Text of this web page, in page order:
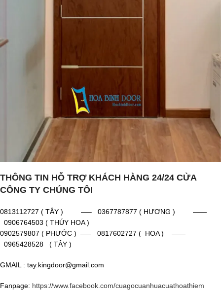
THÔNG TIN HỖ TRỢ KHÁCH HÀNG 24/24 CỬA
CÔNG TY CHÚNG TÔI
0813112727 ( TÂY ) —– 0367787877 ( HƯƠNG ) ——
0906764503 ( THÚY HOA )
0902579807 ( PHƯỚC ) —– 0817602727 ( HOA ) ——
0965428528 ( TÂY )
GMAIL : tay.kingdoor@gmail.com
Fanpage: https://www.facebook.com/cuagocuanhuacuathoathiem